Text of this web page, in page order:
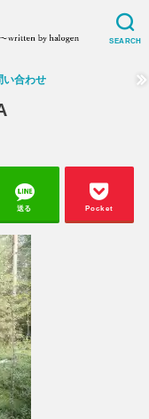
SEARCH
い合わせ
送る Pocket